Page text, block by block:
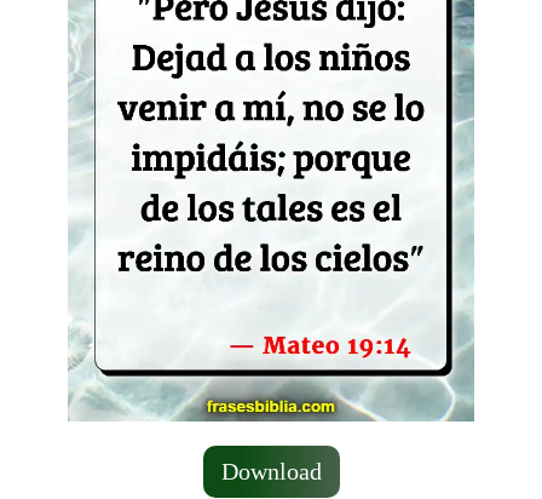
Download